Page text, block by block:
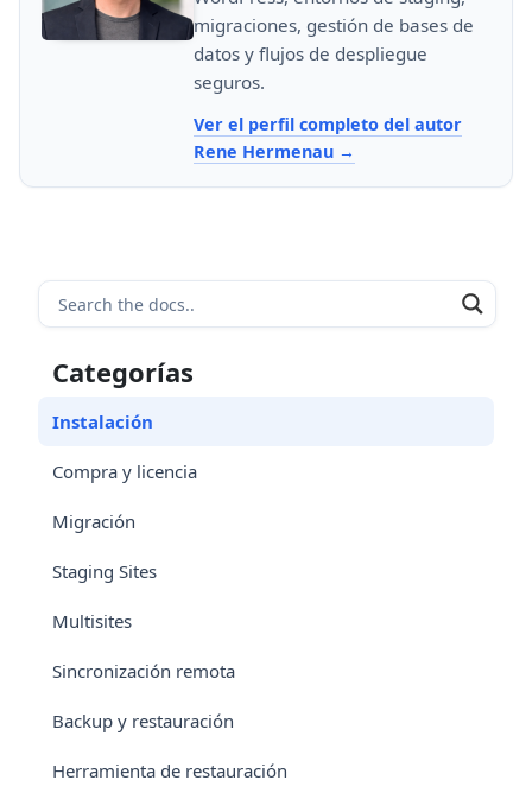
migraciones, gestión de bases de
datos y flujos de despliegue
seguros.
Ver el perfil completo del autor
Rene Hermenau
Categorías
Instalación
Compra y licencia
Migración
Staging Sites
Multisites
Sincronización remota
Backup y restauración
Herramienta de restauración